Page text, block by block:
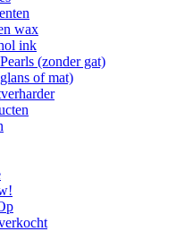
wax
ink
(zonder gat)
of mat)